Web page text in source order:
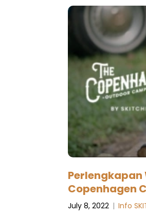
Copenhagen
July 8, 2022 | Info